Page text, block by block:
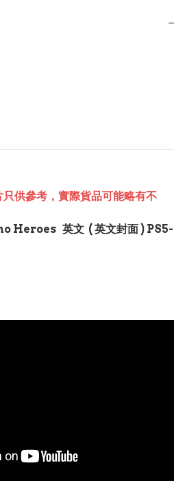
−
供參考，實際貨品可能略有不
Heroes 英文 ( 英文封面 ) PS5-